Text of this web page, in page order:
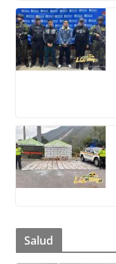
Salud